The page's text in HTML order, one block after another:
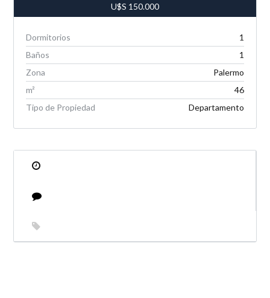
U$S 150.000
Dormitorios
1
Baños
1
Zona
Palermo
m²
46
Tipo de Propiedad
Departamento